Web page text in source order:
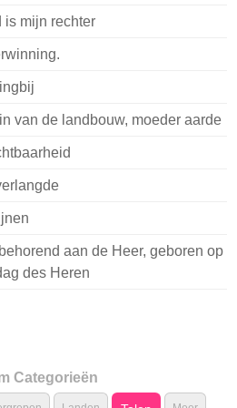
is mijn rechter
van de landbouw, moeder aarde
aan de Heer, geboren op
des Heren
Categorieën